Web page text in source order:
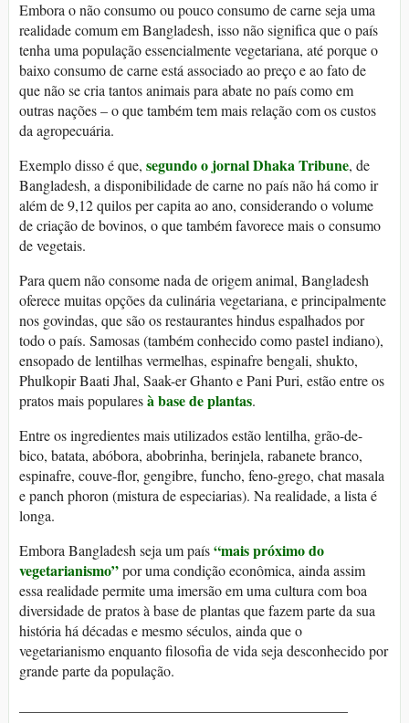
Embora o não consumo ou pouco consumo de carne seja uma
realidade comum em Bangladesh, isso não significa que o país
tenha uma população essencialmente vegetariana, até porque o
baixo consumo de carne está associado ao preço e ao fato de
que não se cria tantos animais para abate no país como em
outras nações – o que também tem mais relação com os custos
da agropecuária.
Exemplo disso é que, segundo o jornal Dhaka Tribune, de
Bangladesh, a disponibilidade de carne no país não há como ir
além de 9,12 quilos per capita ao ano, considerando o volume
de criação de bovinos, o que também favorece mais o consumo
de vegetais.
Para quem não consome nada de origem animal, Bangladesh
oferece muitas opções da culinária vegetariana, e principalmente
nos govindas, que são os restaurantes hindus espalhados por
todo o país. Samosas (também conhecido como pastel indiano),
ensopado de lentilhas vermelhas, espinafre bengali, shukto,
Phulkopir Baati Jhal, Saak-er Ghanto e Pani Puri, estão entre os
pratos mais popularesà base de plantas.
Entre os ingredientes mais utilizados estão lentilha, grão-de-
bico, batata, abóbora, abobrinha, berinjela, rabanete branco,
espinafre, couve-flor, gengibre, funcho, feno-grego, chat masala
e panch phoron (mistura de especiarias). Na realidade, a lista é
longa.
Embora Bangladesh seja um país“mais próximo do
vegetarianismo”por uma condição econômica, ainda assim
essa realidade permite uma imersão em uma cultura com boa
diversidade de pratos à base de plantas que fazem parte da sua
história há décadas e mesmo séculos, ainda que o
vegetarianismo enquanto filosofia de vida seja desconhecido por
grande parte da população.